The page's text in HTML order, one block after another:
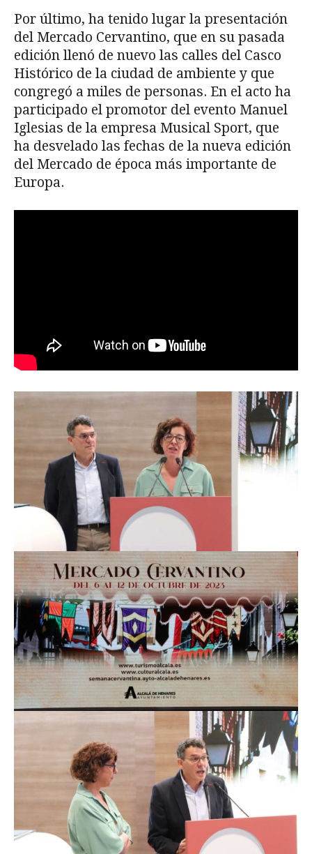
Por último, ha tenido lugar la presentación
del Mercado Cervantino, que en su pasada
edición llenó de nuevo las calles del Casco
Histórico de la ciudad de ambiente y que
congregó a miles de personas. En el acto ha
participado el promotor del evento Manuel
Iglesias de la empresa Musical Sport, que
ha desvelado las fechas de la nueva edición
del Mercado de época más importante de
Europa.